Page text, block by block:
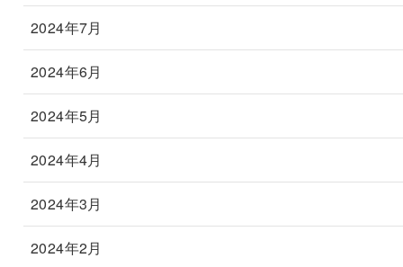
2024年7月
2024年6月
2024年5月
2024年4月
2024年3月
2024年2月